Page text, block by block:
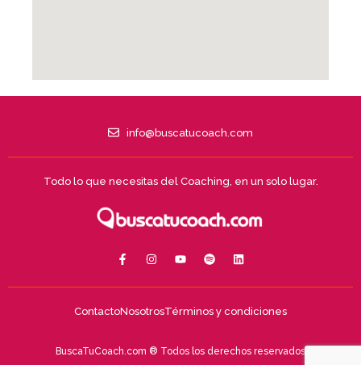
info@buscatucoach.com
Todo lo que necesitas del Coaching, en un solo lugar.
ContactoNosotrosTérminos y condiciones
BuscaTuCoach.com ® Todos los derechos reservados